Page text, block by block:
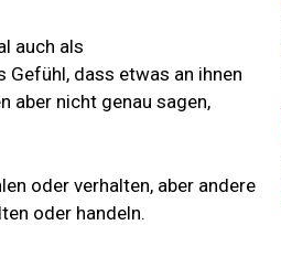
auch als
Gefühl, dass etwas an ihnen
aber nicht genau sagen,
oder verhalten, aber andere
oder handeln.